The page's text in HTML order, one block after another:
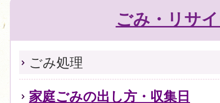
ごみ・リサ
ごみ処理
家庭ごみの出し方・収集日